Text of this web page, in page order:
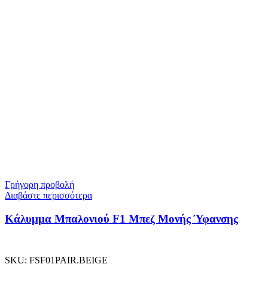
Γρήγορη προβολή
Διαβάστε περισσότερα
Κάλυμμα Μπαλονιού F1 Μπεζ Μονής Ύφανσης
SKU: FSF01PAIR.BEIGE